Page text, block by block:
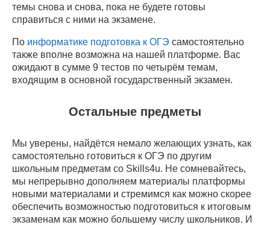
темы снова и снова, пока не будете готовы
справиться с ними на экзамене.
По информатике подготовка к ОГЭ самостоятельно
также вполне возможна на нашей платформе. Вас
ожидают в сумме 9 тестов по четырём темам,
входящим в основной государственный экзамен.
Остальные предметы
Мы уверены, найдётся немало желающих узнать, как
самостоятельно готовиться к ОГЭ по другим
школьным предметам со Skills4u. Не сомневайтесь,
мы непрерывно дополняем материалы платформы
новыми материалами и стремимся как можно скорее
обеспечить возможностью подготовиться к итоговым
экзаменам как можно большему числу школьников. И